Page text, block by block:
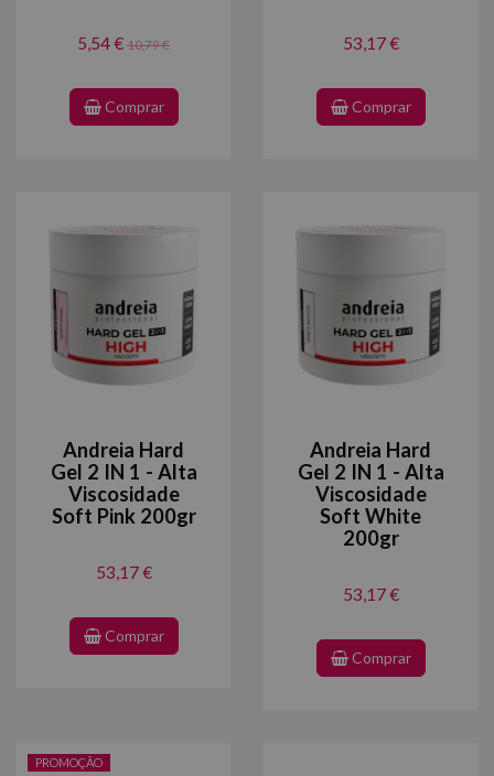
5,54 € 10,79 €
Comprar
53,17 €
Comprar
Andreia Hard
Gel 2 IN 1 - Alta
Viscosidade
Soft Pink 200gr
53,17 €
Comprar
Andreia Hard
Gel 2 IN 1 - Alta
Viscosidade
Soft White
200gr
53,17 €
Comprar
PROMOÇÃO